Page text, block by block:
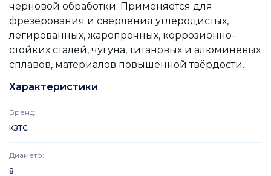
черновой обработки. Применяется для
фрезерования и сверления углеродистых,
легированных, жаропрочных, коррозионно-
стойких сталей, чугуна, титановых и алюминевых
сплавов, материалов повышенной твёрдости.
Характеристики
Бренд:
КЗТС
Диаметр:
8